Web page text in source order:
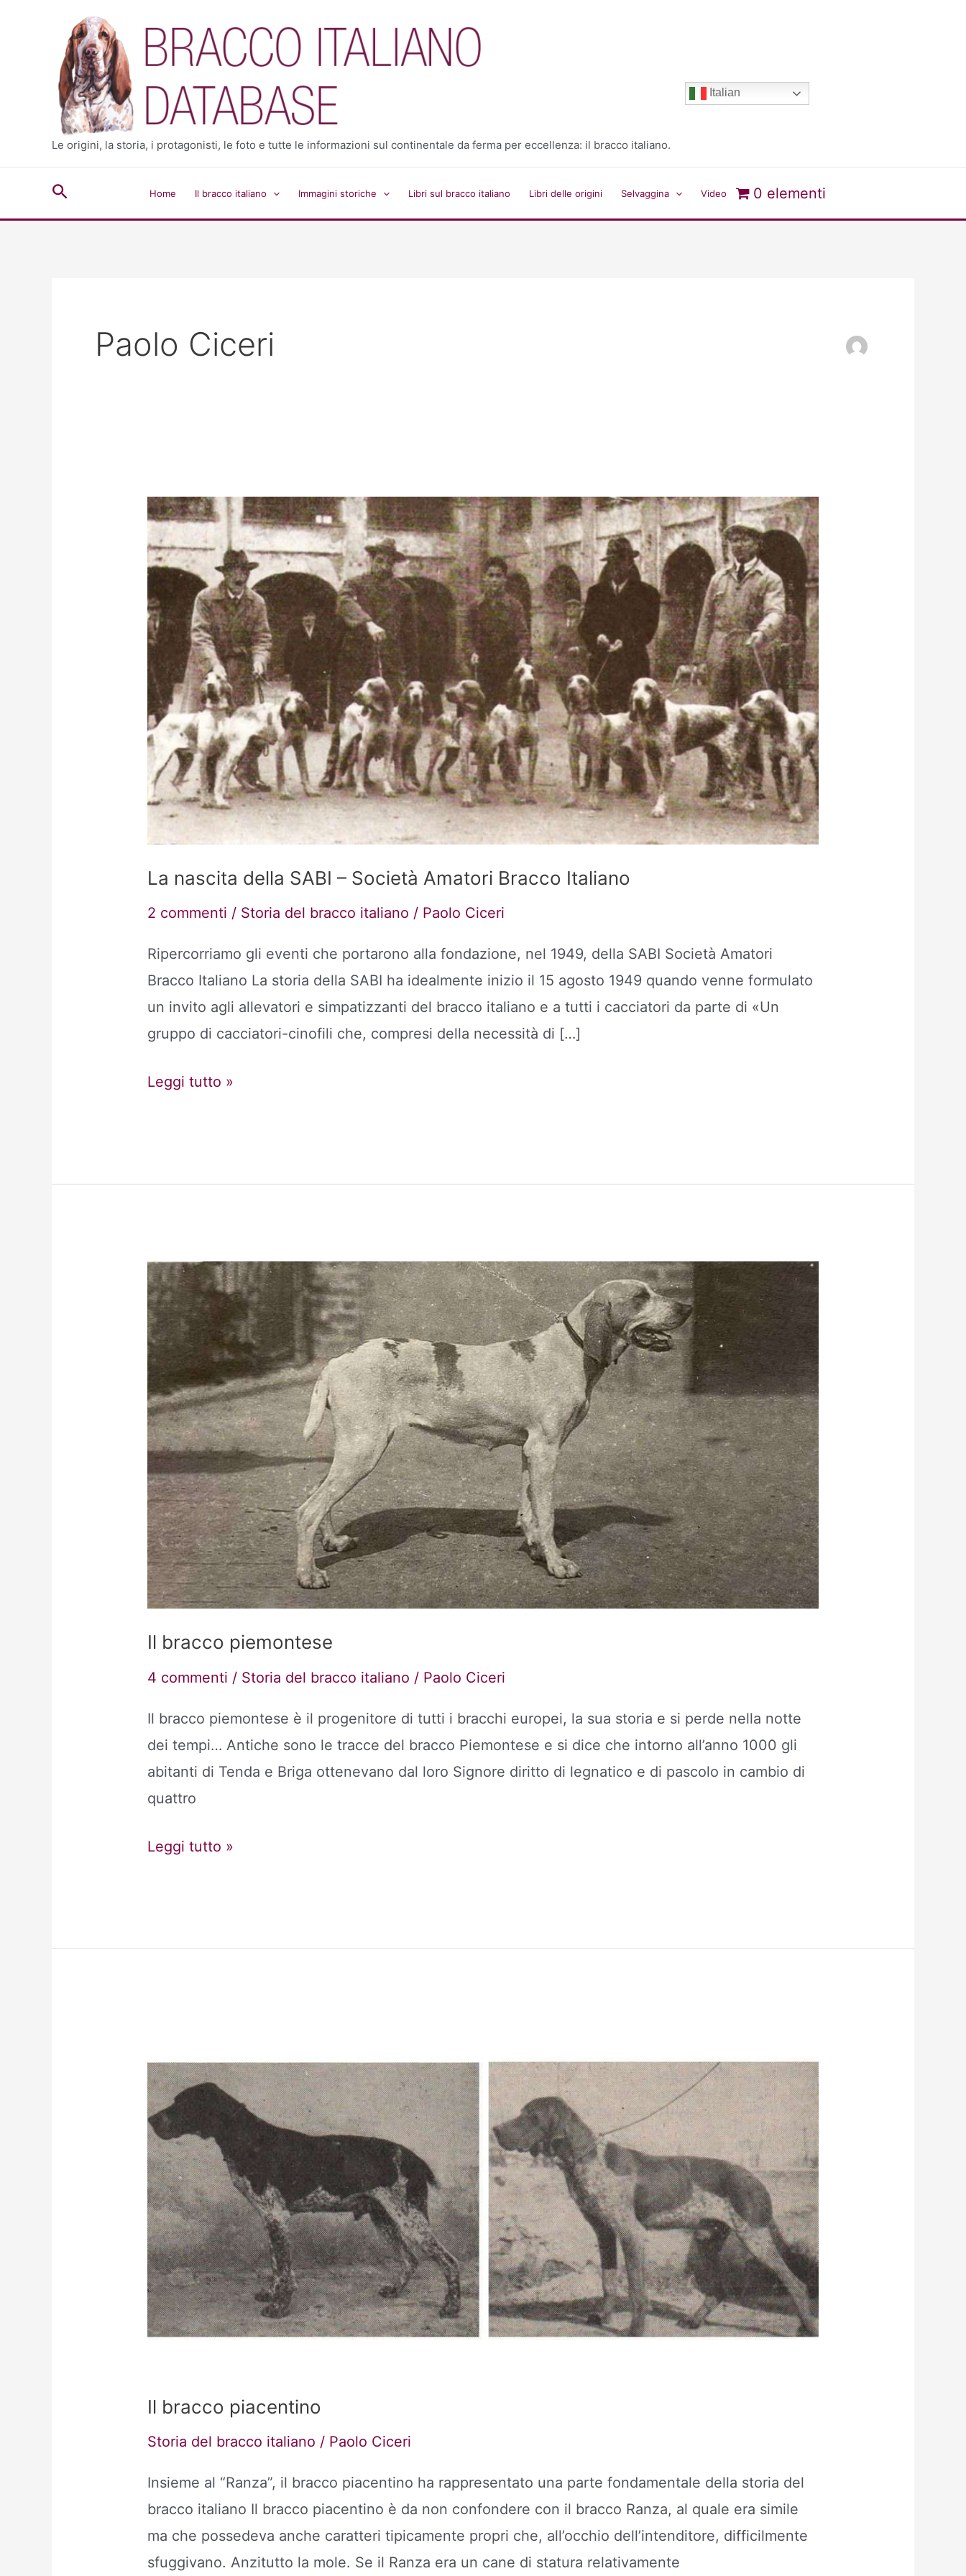
contenuto
Le origini, la storia, i protagonisti, le foto e tutte le informazioni sul continentale da ferma per eccellenza: il bracco italiano.
Italian
Cerca Home Il bracco italiano Immagini storiche Libri sul bracco italiano Libri delle origini Selvaggina Video 0 elementi
Paolo Ciceri
La nascita della SABI – Società Amatori Bracco Italiano
2 commenti / Storia del bracco italiano / Paolo Ciceri
Ripercorriamo gli eventi che portarono alla fondazione, nel 1949, della SABI Società Amatori
Bracco Italiano La storia della SABI ha idealmente inizio il 15 agosto 1949 quando venne formulato
un invito agli allevatori e simpatizzanti del bracco italiano e a tutti i cacciatori da parte di «Un
gruppo di cacciatori-cinofili che, compresi della necessità di […]
La
–
Bracco
Italiano
Leggi tutto »
Il bracco piemontese
4 commenti / Storia del bracco italiano / Paolo Ciceri
Il bracco piemontese è il progenitore di tutti i bracchi europei, la sua storia e si perde nella notte
dei tempi… Antiche sono le tracce del bracco Piemontese e si dice che intorno all’anno 1000 gli
abitanti di Tenda e Briga ottenevano dal loro Signore diritto di legnatico e di pascolo in cambio di
quattro
IlLeggi tutto »
Il bracco piacentino
Storia del bracco italiano / Paolo Ciceri
Insieme al “Ranza”, il bracco piacentino ha rappresentato una parte fondamentale della storia del
bracco italiano Il bracco piacentino è da non confondere con il bracco Ranza, al quale era simile
ma che possedeva anche caratteri tipicamente propri che, all’occhio dell’intenditore, difficilmente
sfuggivano. Anzitutto la mole. Se il Ranza era un cane di statura relativamente